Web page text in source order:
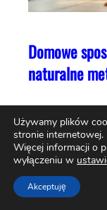
Domowe
naturalne
Używamy plików
stronie internetowej.
Więcej informacji o
wyłączeniu w
Akceptuję